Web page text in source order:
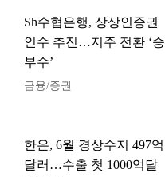
Sh수협은행, 상상인증권
인수 추진…지주 전환 ‘승
부수’
금융/증권
한은, 6월 경상수지 497억
달러…수출 첫 1000억달